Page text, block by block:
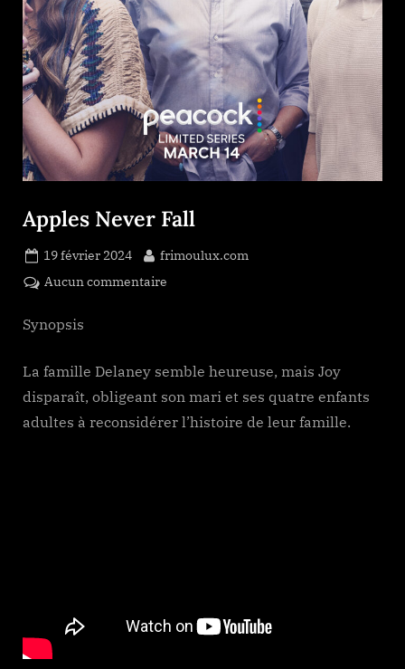
Apples Never Fall
Posted
on
19 février 2024 By
frimoulux.com
Aucun commentaire
Synopsis
La famille Delaney semble heureuse, mais Joy
disparaît, obligeant son mari et ses quatre enfants
adultes à reconsidérer l’histoire de leur famille.